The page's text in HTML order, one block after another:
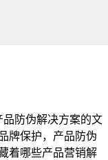
品防伪解决方案的文
牌保护，产品防伪
着哪些产品营销解